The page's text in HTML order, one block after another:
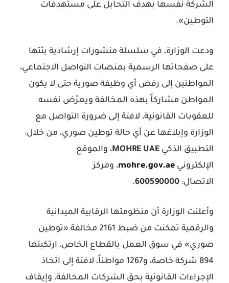
الشركة نفسها بهدف التحايل على مستهدفات
التوطين».
ودعت الوزارة، في سلسلة منشورات إرشادية بثتها
على صفحاتها الرسمية بمنصات التواصل الاجتماعي،
المواطنين إلى رفض أي وظيفة صورية حتى لا يكون
المواطن مشاركاً بهذه المخالفة ويعرّض نفسه
للعقوبات القانونية، لافتة إلى ضرورة التواصل مع
الوزارة وإبلاغها عن أي حالة توطين صوري، من خلال:
التطبيق الذكي MOHRE UAE، والموقع
الإلكتروني mohre.gov.ae، ومركز
الاتصال: 600590000
.
وأعلنت الوزارة أن منظومتها الرقابية الميدانية
والرقمية تمكنت من ضبط 2161 مخالفة «توطين
صوري» في سوق العمل بالقطاع الخاص، ارتكبتها
894 شركة خاصة، و1267 مواطناً، لافتة إلى اتخاذ
الإجراءات القانونية بحق الشركات المخالفة، وإيقاف